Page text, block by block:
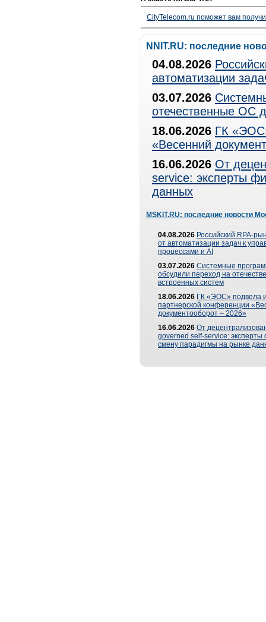
CityTelecom.ru поможет вам
NNIT.RU: последние
04.08.2026
автоматизации
03.07.2026
отечественные ОС
18.06.2026 ГК
«Весенний
16.06.2026 От
service: эксперты
данных
MSKIT.RU: последние новости
04.08.2026 Российский RPA-
от автоматизации задач к
процессами и AI
03.07.2026 Системные
обсудили переход на
встроенных систем
18.06.2026 ГК «ЭОС» подвела
партнерской конференции
документооборот – 2026»
16.06.2026 От
governed self-service: эксперты
смену парадигмы на рынке